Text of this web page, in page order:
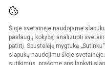
Šioje svetainėje naudojame
paslaugų kokybę, analizuoti
patirtį. Spustelėję mygtuką
slapukų naudojimu šioje
sutikimus, prašome apsilankyti
© 2022. Rietavo Lauryno
Kopijuoti turinį be raštiško
Prieinamumo